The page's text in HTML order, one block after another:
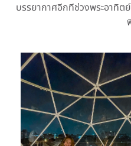
บรรยากาศอีกทีช่วงพระอาทิต